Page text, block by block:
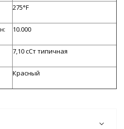
275°F
10.000
7,10 сСт типичная
Красный